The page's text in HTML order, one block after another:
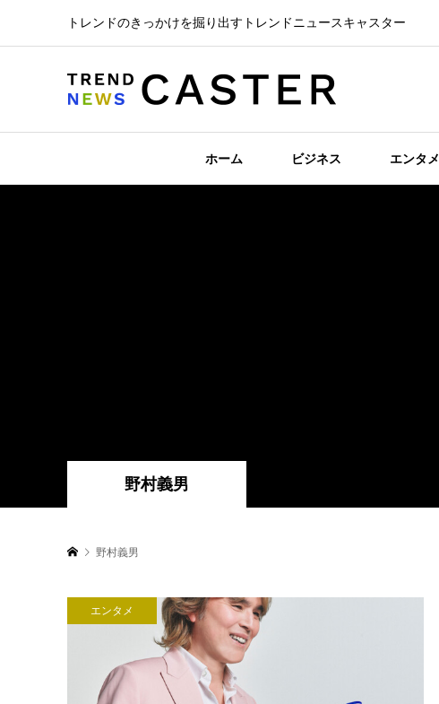
トレンドのきっかけを掘り出すトレンドニュースキャスター
ホーム ビジネス エンタメ
野村義男
野村義男
エンタメ